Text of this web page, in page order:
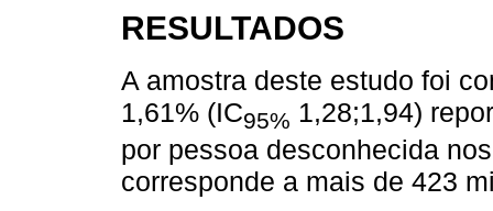
RESULTADOS
A amostra deste estudo foi
1,61% (IC95% 1,28;1,94)
por pessoa desconhecida
corresponde a mais de 423